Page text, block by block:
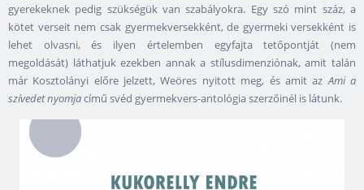
gyerekeknek pedig szükségük van szabályokra. Egy szó mint száz, a
kötet verseit nem csak gyermekversekként, de gyermeki versekként is
lehet olvasni, és ilyen értelemben egyfajta tetőpontját (nem
megoldását) láthatjuk ezekben annak a stílusdimenziónak, amit talán
már Kosztolányi előre jelzett, Weöres nyitott meg, és amit azAmi a
szívedet nyomjacímű svéd gyermekvers-antológia szerzőinél is látunk.